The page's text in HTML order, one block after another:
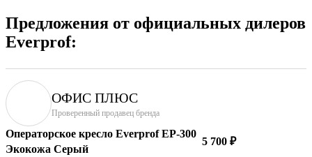
Предложения от официальных дилеров
Everprof:
ОФИС ПЛЮС
Проверенный продавец бренда
Операторское кресло Everprof EP-300
Экокожа Серый
5 700 ₽